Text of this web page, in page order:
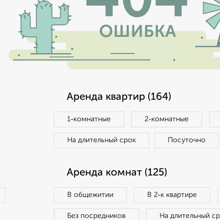
Аренда квартир (164)
1‑комнатные 2‑комнатные
На длительный срок Посуточно
Аренда комнат (125)
В общежитии В 2‑к квартире
Без посредников На длительный